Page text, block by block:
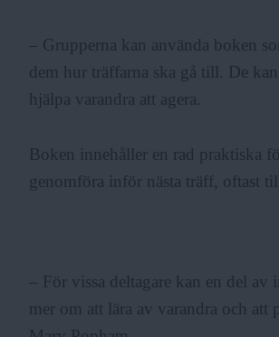
– Grupperna kan använda boken
dem hur träffarna ska gå till. De
hjälpa varandra att agera.
Boken innehåller en rad praktiska
genomföra inför nästa träff, oftast
– För vissa deltagare kan en del
mer om att lära av varandra och att